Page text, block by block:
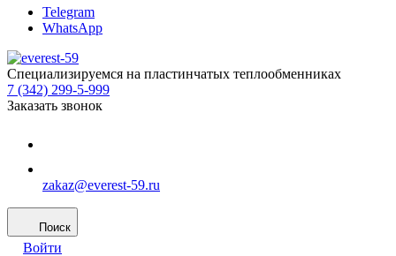
Telegram
WhatsApp
Специализируемся на пластинчатых теплообменниках
7 (342) 299-5-999
Заказать звонок
zakaz@everest-59.ru
Поиск
Войти